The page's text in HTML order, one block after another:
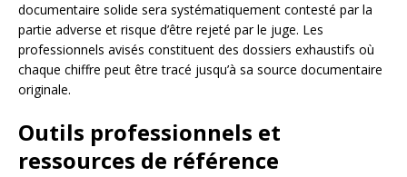
documentaire solide sera systématiquement contesté par la
partie adverse et risque d’être rejeté par le juge. Les
professionnels avisés constituent des dossiers exhaustifs où
chaque chiffre peut être tracé jusqu’à sa source documentaire
originale.
Outils professionnels et
ressources de référence